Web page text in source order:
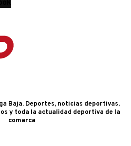
Baja. Deportes, noticias deportivas,
y toda la actualidad deportiva de la
comarca